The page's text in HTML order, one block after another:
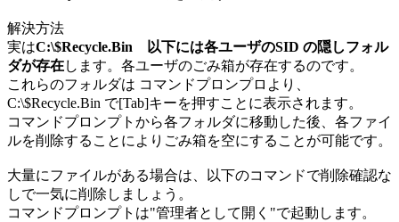
解決方法
実はC:\$Recycle.Bin 以下には各ユーザのSID の隠しフォル
ダが存在します。各ユーザのごみ箱が存在するのです。
これらのフォルダは コマンドプロンプロより、
C:\$Recycle.Bin で[Tab]キーを押すことに表示されます。
コマンドプロンプトから各フォルダに移動した後、各ファイ
ルを削除することによりごみ箱を空にすることが可能です。
大量にファイルがある場合は、以下のコマンドで削除確認な
しで一気に削除しましょう。
コマンドプロンプトは"管理者として開く"で起動します。